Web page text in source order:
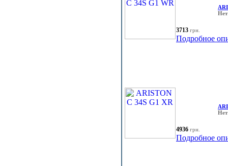
3713 грн.
Подробное
4936 грн.
Подробное